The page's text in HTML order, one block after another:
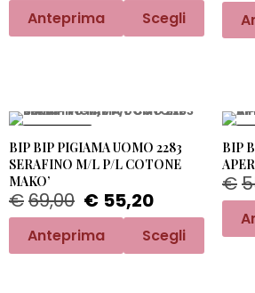
Anteprima Scegli
BIP BIP PIGIAMA UOMO 2283
SERAFINO M/L P/L COTONE
MAKO’
€69,00 € 55,20
Anteprima Scegli
BIP
€